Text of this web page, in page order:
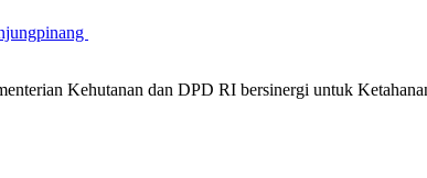
Kehutanan dan DPD RI bersinergi untuk